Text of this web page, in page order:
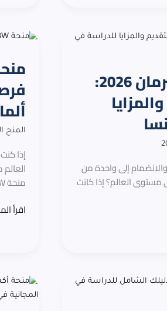
منحة صوفي جيرمان 2026:
إلى واحدة من
مستوى العالم؟ إذا كانت
المنح
إذا
منحة SBW برلين تمثل
منحة
برلين
2026:
فرصتك
للدراسة
مجانًا
في
ألمانيا
بتمويل
كامل
اقرأ
منحة
أكسل